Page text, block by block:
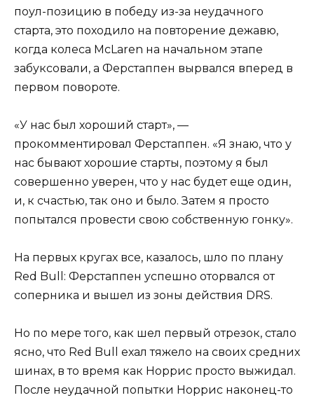
поул-позицию в победу из-за неудачного
старта, это походило на повторение дежавю,
когда колеса McLaren на начальном этапе
забуксовали, а Ферстаппен вырвался вперед в
первом повороте.
«У нас был хороший старт», —
прокомментировал Ферстаппен. «Я знаю, что у
нас бывают хорошие старты, поэтому я был
совершенно уверен, что у нас будет еще один,
и, к счастью, так оно и было. Затем я просто
попытался провести свою собственную гонку».
На первых кругах все, казалось, шло по плану
Red Bull: Ферстаппен успешно оторвался от
соперника и вышел из зоны действия DRS.
Но по мере того, как шел первый отрезок, стало
ясно, что Red Bull ехал тяжело на своих средних
шинах, в то время как Норрис просто выжидал.
После неудачной попытки Норрис наконец-то